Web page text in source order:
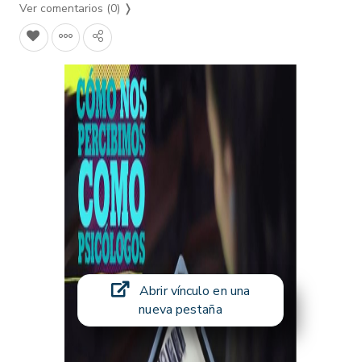
Ver comentarios (0) ❭
Abrir vínculo en una
nueva pestaña